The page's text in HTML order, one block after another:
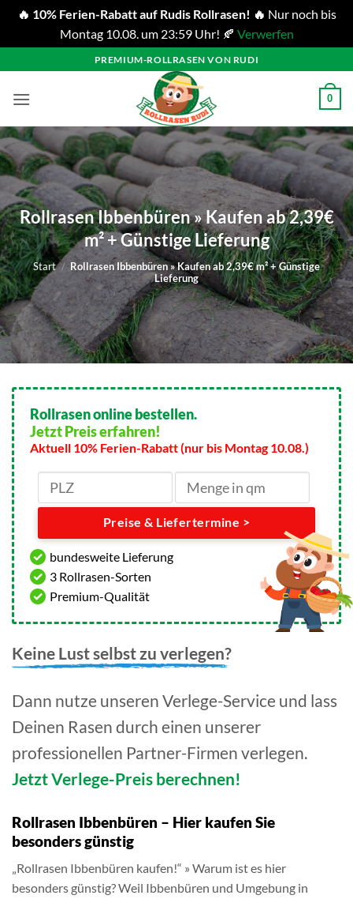
🔥 10% Ferien-Rabatt auf Rudis Rollrasen! 🔥 Nur noch bis
Montag 10.08. um 23:59 Uhr! 🍂 Verwerfen
Inhalt
springen
PREMIUM-ROLLRASEN VON RUDI
0
Rollrasen Ibbenbüren » Kaufen ab 2,39€
m² + Günstige Lieferung
Start / Rollrasen Ibbenbüren » Kaufen ab 2,39€ m² + Günstige
Lieferung
Rollrasen online bestellen.
Jetzt Preis erfahren!
Aktuell 10% Ferien-Rabatt (nur bis Montag 10.08.)
Preise & Liefertermine >
bundesweite Lieferung
3 Rollrasen-Sorten
Premium-Qualität
Keine Lust selbst zu verlegen?
Dann nutze unseren Verlege-Service und lass
Deinen Rasen durch einen unserer
professionellen Partner-Firmen verlegen.
Jetzt Verlege-Preis berechnen!
Rollrasen Ibbenbüren – Hier kaufen Sie
besonders günstig
„Rollrasen Ibbenbüren kaufen!“ » Warum ist es hier
besonders günstig? Weil Ibbenbüren und Umgebung in